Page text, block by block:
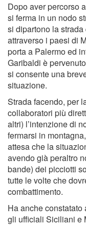
Dopo aver percorso
si ferma in un nodo
si dipartono la
attraverso i paesi di
porta a Palermo ed
Garibaldi è
si consente una
situazione.
Strada facendo, per
collaboratori più
altri) l’intenzione di
fermarsi in
attesa che la
avendo già peraltro
bande) dei picciotti
tutte le volte che
combattimento.
Ha anche
gli ufﬁciali Siciliani e